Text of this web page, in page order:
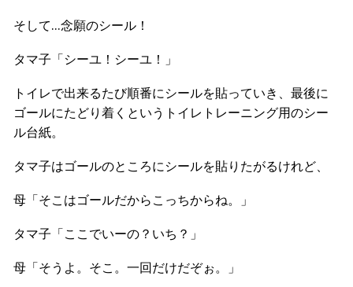
そして…念願のシール！
タマ子「シーユ！シーユ！」
トイレで出来るたび順番にシールを貼っていき、最後に
ゴールにたどり着くというトイレトレーニング用のシー
ル台紙。
タマ子はゴールのところにシールを貼りたがるけれど、
母「そこはゴールだからこっちからね。」
タマ子「ここでいーの？いち？」
母「そうよ。そこ。一回だけだぞぉ。」